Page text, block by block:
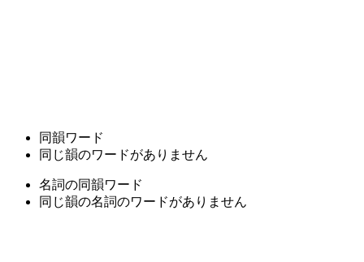
同韻ワード
同じ韻のワードがありません
名詞の同韻ワード
同じ韻の名詞のワードがありません